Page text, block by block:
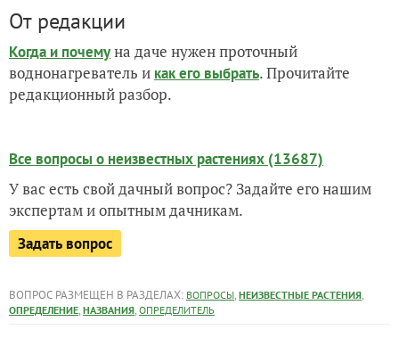
От редакции
Когда и почемуна даче нужен проточный
воднонагреватель и как его выбрать. Прочитайте
редакционный разбор.
Все вопросы о неизвестных растениях (13687)
У вас есть свой дачный вопрос? Задайте его нашим
экспертам и опытным дачникам.
Задать вопрос
ВОПРОС РАЗМЕЩЕН В РАЗДЕЛАХ: ВОПРОСЫ, НЕИЗВЕСТНЫЕ РАСТЕНИЯ,
ОПРЕДЕЛЕНИЕ, НАЗВАНИЯ, ОПРЕДЕЛИТЕЛЬ